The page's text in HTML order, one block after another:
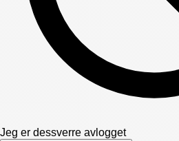
Jeg er dessverre avlogget